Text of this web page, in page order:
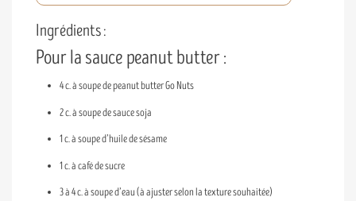
Ingrédients :
Pour la sauce peanut butter :
4 c. à soupe de peanut butter Go Nuts
2 c. à soupe de sauce soja
1 c. à soupe d’huile de sésame
1 c. à café de sucre
3 à 4 c. à soupe d’eau (à ajuster selon la texture souhaitée)